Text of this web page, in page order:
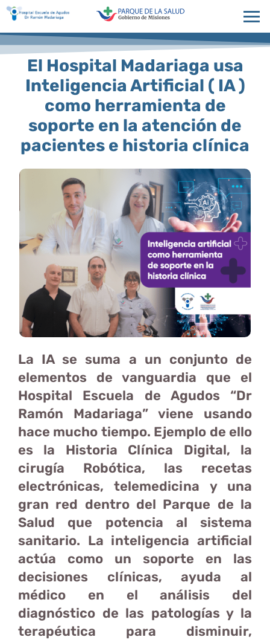
El Hospital Madariaga usa
Inteligencia Artificial ( IA )
como herramienta de
soporte en la atención de
pacientes e historia clínica
La IA se suma a un conjunto de
elementos de vanguardia que el
Hospital Escuela de Agudos “Dr
Ramón Madariaga” viene usando
hace mucho tiempo. Ejemplo de ello
es la Historia Clínica Digital, la
cirugía Robótica, las recetas
electrónicas, telemedicina y una
gran red dentro del Parque de la
Salud que potencia al sistema
sanitario. La inteligencia artificial
actúa como un soporte en las
decisiones clínicas, ayuda al
médico en el análisis del
diagnóstico de las patologías y la
terapéutica para disminuir,